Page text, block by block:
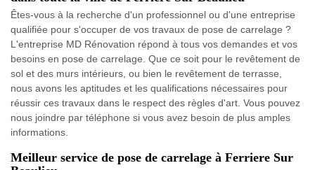
Êtes-vous à la recherche d'un professionnel ou d'une entreprise
qualifiée pour s'occuper de vos travaux de pose de carrelage ?
L'entreprise MD Rénovation répond à tous vos demandes et vos
besoins en pose de carrelage. Que ce soit pour le revêtement de
sol et des murs intérieurs, ou bien le revêtement de terrasse,
nous avons les aptitudes et les qualifications nécessaires pour
réussir ces travaux dans le respect des règles d'art. Vous pouvez
nous joindre par téléphone si vous avez besoin de plus amples
informations.
Meilleur service de pose de carrelage à Ferriere Sur